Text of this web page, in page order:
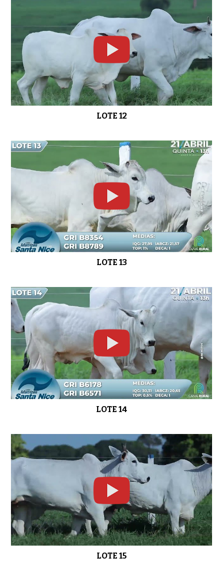
LOTE 12
LOTE 13
LOTE 14
LOTE 15